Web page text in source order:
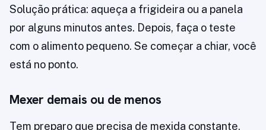
Solução prática: aqueça a frigideira ou a panela
por alguns minutos antes. Depois, faça o teste
com o alimento pequeno. Se começar a chiar, você
está no ponto.
Mexer demais ou de menos
Tem preparo que precisa de mexida constante.